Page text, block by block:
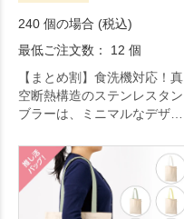
240 個の場合 (税込)
最低ご注文数： 12 個
【まとめ割】食洗機対応！真
空断熱構造のステンレスタン
ブラーは、ミニマルなデザイ